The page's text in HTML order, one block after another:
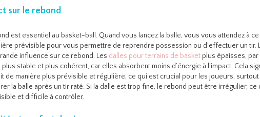
sur le rebond
est essentiel au basket-ball. Quand vous lancez la balle, vous vous attendez à
prévisible pour vous permettre de reprendre possession ou d’effectuer un tir.
influence sur ce rebond. Les dalles pour terrains de basket plus épaisses,
stable et plus cohérent, car elles absorbent moins d’énergie à l’impact. Cela
de manière plus prévisible et régulière, ce qui est crucial pour les joueurs, surtout
la balle après un tir raté. Si la dalle est trop fine, le rebond peut être irrégulier, ce
et difficile à contrôler.